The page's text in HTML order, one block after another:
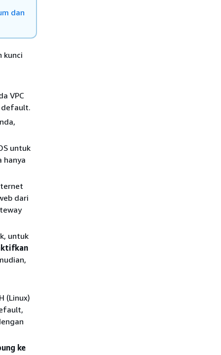
dan
kunci
VPC
default.
untuk
hanya
dari
untuk
(Linux)
ke